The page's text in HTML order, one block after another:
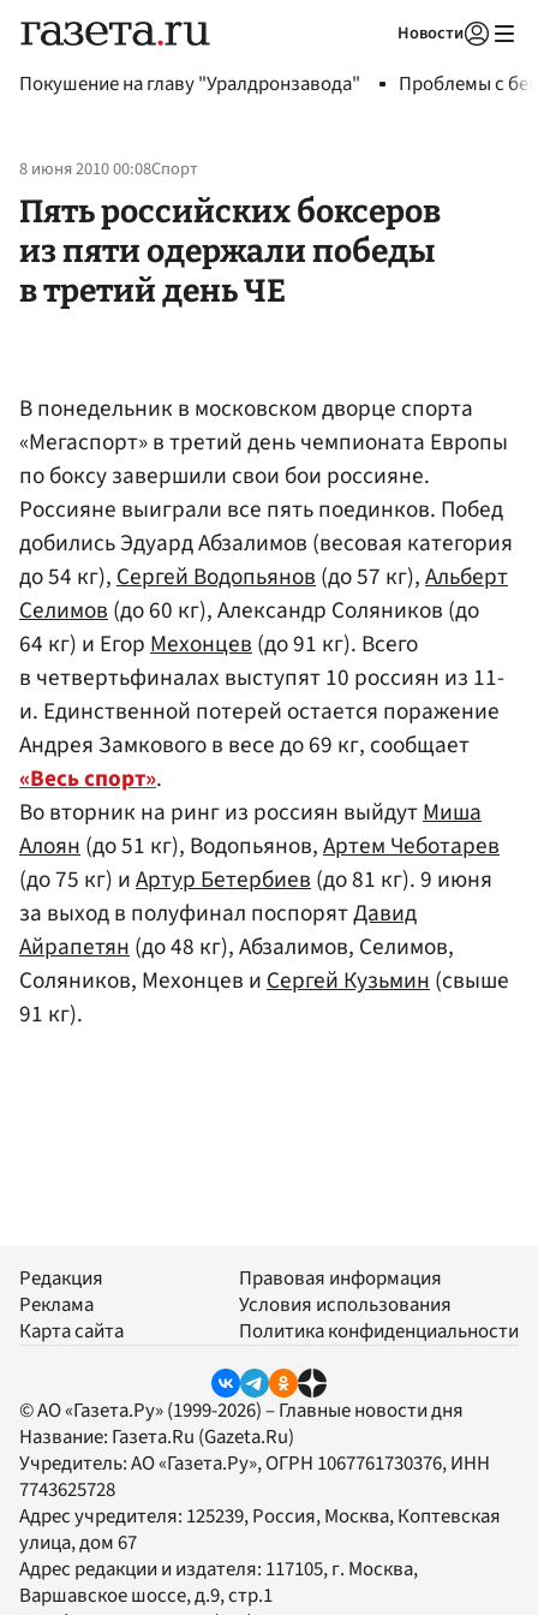
Новости
Покушение на главу "Уралдронзавода" Проблемы с
8 июня 2010 00:08Спорт
Пять российских боксеров
из пяти одержали победы
в третий день ЧЕ
В понедельник в московском дворце спорта
«Мегаспорт» в третий день чемпионата Европы
по боксу завершили свои бои россияне.
Россияне выиграли все пять поединков. Побед
добились Эдуард Абзалимов (весовая категория
до 54 кг),Сергей Водопьянов(до 57 кг),Альберт
Селимов(до 60 кг), Александр Соляников (до
64 кг) и ЕгорМехонцев(до 91 кг). Всего
в четвертьфиналах выступят 10 россиян из 11-
и. Единственной потерей остается поражение
Андрея Замкового в весе до 69 кг, сообщает
«Весь спорт».
Во вторник на ринг из россиян выйдутМиша
Алоян(до 51 кг), Водопьянов,Артем Чеботарев
(до 75 кг) иАртур Бетербиев(до 81 кг). 9 июня
за выход в полуфинал поспорятДавид
Айрапетян(до 48 кг), Абзалимов, Селимов,
Соляников, Мехонцев иСергей Кузьмин(свыше
91 кг).
Редакция
Реклама
Карта сайта
Правовая информация
Условия использования
Политика конфиденциальности
© АО «Газета.Ру» (1999-2026) – Главные новости дня
Название: Газета.Ru (Gazeta.Ru)
Учредитель:АО «Газета.Ру», ОГРН 1067761730376, ИНН
7743625728
Адрес учредителя: 125239, Россия, Москва, Коптевская
улица, дом 67
Адрес редакции и издателя: 117105, г. Москва,
Варшавское шоссе, д.9, стр.1